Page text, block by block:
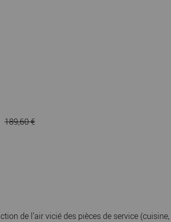
189,60 €
de l’air vicié des pièces de service